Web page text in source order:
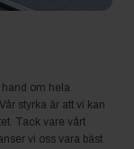
hand om hela
styrka är att vi kan
Tack vare vårt
vi oss vara bäst